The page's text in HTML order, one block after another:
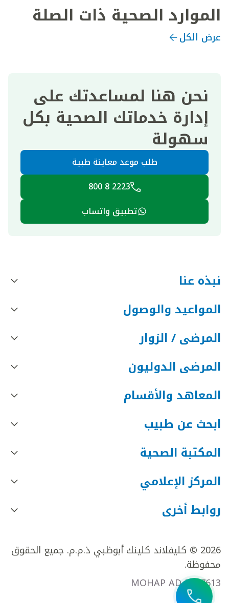
الموارد الصحية ذات الصلة
عرض الكل
نحن هنا لمساعدتك على
إدارة خدماتك الصحية بكل
سهولة
طلب موعد معاينة طبية
2223 8 800
تطبيق واتساب
نبذه عنا
المواعيد والوصول
المرضى / الزوار
المرضى الدوليون
المعاهد والأقسام
ابحث عن طبيب
المكتبة الصحية
المركز الإعلامي
روابط أخرى
2026 © كليفلاند كلينك أبوظبي ذ.م.م. جميع الحقوق
محفوظة.
MOHAP AD FR27613